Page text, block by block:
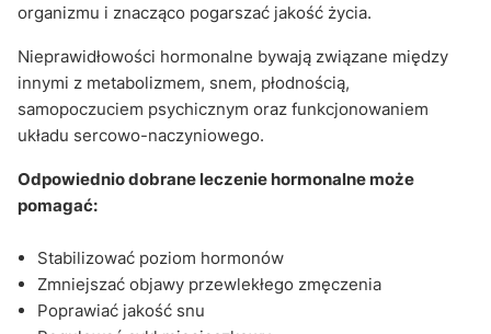
organizmu i znacząco pogarszać jakość życia.
Nieprawidłowości hormonalne bywają związane między
innymi z metabolizmem, snem, płodnością,
samopoczuciem psychicznym oraz funkcjonowaniem
układu sercowo-naczyniowego.
Odpowiednio dobrane leczenie hormonalne może
pomagać:
Stabilizować poziom hormonów
Zmniejszać objawy przewlekłego zmęczenia
Poprawiać jakość snu